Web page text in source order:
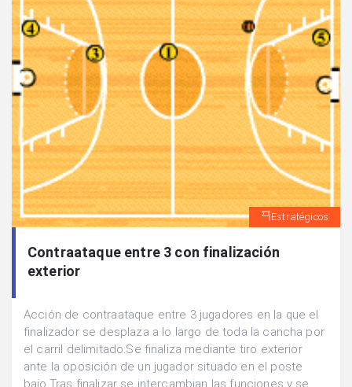
Estratégicos
Contraataque entre 3 con finalización
exterior
Acción de contraataque entre 3 jugadores en la que el
finalizador se desplaza a lo largo de toda la cancha por
el carril delimitado.Se finaliza mediante tiro exterior
ante la oposición de un jugador situado en el poste
bajo.Tras finalizar se intercambian las funciones y se